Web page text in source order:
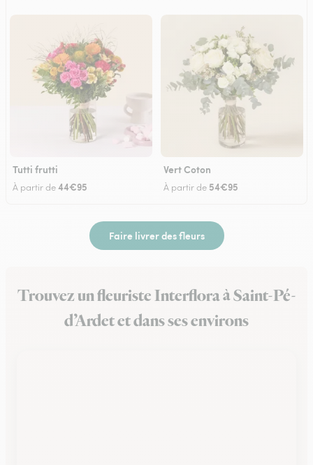
Tutti frutti
À partir de44€95
Vert Coton
À partir de 54€95
Faire livrer des fleurs
Trouvez un fleuriste Interflora à Saint-Pé-
d’Ardet et dans ses environs